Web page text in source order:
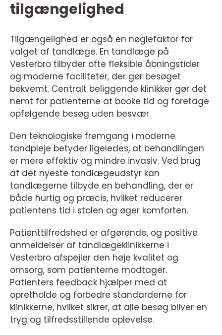
tilgængelighed
Tilgængelighed er også en nøglefaktor for
valget af tandlæge. En tandlæge på
Vesterbro tilbyder ofte fleksible åbningstider
og moderne faciliteter, der gør besøget
bekvemt. Centralt beliggende klinikker gør det
nemt for patienterne at booke tid og foretage
opfølgende besøg uden besvær.
Den teknologiske fremgang i moderne
tandpleje betyder ligeledes, at behandlingen
er mere effektiv og mindre invasiv. Ved brug
af det nyeste tandlægeudstyr kan
tandlægerne tilbyde en behandling, der er
både hurtig og præcis, hvilket reducerer
patientens tid i stolen og øger komforten.
Patienttilfredshed er afgørende, og positive
anmeldelser af tandlægeklinikkerne i
Vesterbro afspejler den høje kvalitet og
omsorg, som patienterne modtager.
Patienters feedback hjælper med at
opretholde og forbedre standarderne for
klinikkerne, hvilket sikrer, at alle besøg bliver en
tryg og tilfredsstillende oplevelse.